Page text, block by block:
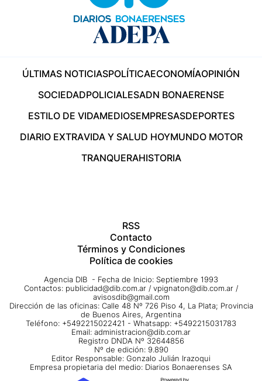
ÚLTIMAS NOTICIASPOLÍTICAECONOMÍAOPINIÓN
SOCIEDADPOLICIALESADN BONAERENSE
ESTILO DE VIDAMEDIOSEMPRESASDEPORTES
DIARIO EXTRAVIDA Y SALUD HOYMUNDO MOTOR
TRANQUERAHISTORIA
RSS
Contacto
Términos y Condiciones
Política de cookies
Agencia DIB - Fecha de Inicio: Septiembre 1993
Contactos: publicidad@dib.com.ar / vpignaton@dib.com.ar /
avisosdib@gmail.com
Dirección de las oficinas: Calle 48 Nº 726 Piso 4, La Plata; Provincia
de Buenos Aires, Argentina
Teléfono: +5492215022421 - Whatsapp: +5492215031783
Email: administracion@dib.com.ar
Registro DNDA Nº 32644856
Nº de edición: 9.890
Editor Responsable: Gonzalo Julián Irazoqui
Empresa propietaria del medio: Diarios Bonaerenses SA